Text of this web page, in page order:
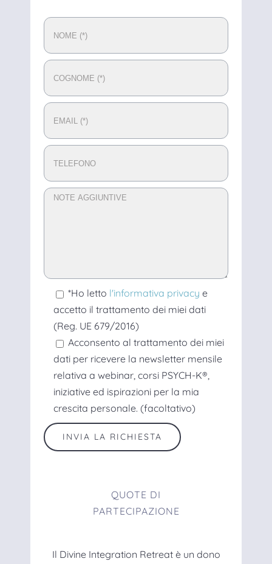
*Ho letto l'informativa privacy e
accetto il trattamento dei miei dati
(Reg. UE 679/2016)
Acconsento al trattamento dei miei
dati per ricevere la newsletter mensile
relativa a webinar, corsi PSYCH-K®,
iniziative ed ispirazioni per la mia
crescita personale. (facoltativo)
QUOTE DI
PARTECIPAZIONE
Il Divine Integration Retreat è un dono